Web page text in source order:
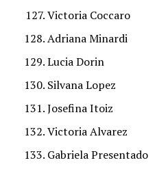
Victoria Coccaro
Adriana Minardi
Lucia Dorin
Silvana Lopez
Josefina Itoiz
Victoria Alvarez
Gabriela Presentado